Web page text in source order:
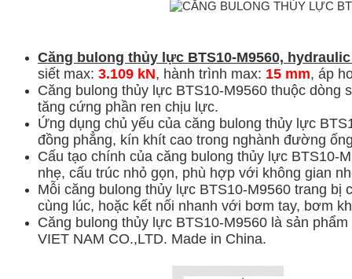
Căng bulong thủy lực BTS10-M9560,
siết max: 3.109 kN, hành trình max: 15 mm, áp
Căng bulong thủy lực BTS10-M9560 thuộc
tăng cứng phần ren chịu lực.
Ứng dụng chủ yếu của căng bulong thủy lực
đồng phẳng, kín khít cao trong nghành đường
Cấu tạo chính của căng bulong thủy lực BTS10-
nhẹ, cấu trúc nhỏ gọn, phù hợp với không gian
Mỗi căng bulong thủy lực BTS10-M9560 trang bị
cùng lúc, hoặc kết nối nhanh với bơm tay, bơm
Căng bulong thủy lực BTS10-M9560 là sản
VIET NAM CO.,LTD. Made in China.